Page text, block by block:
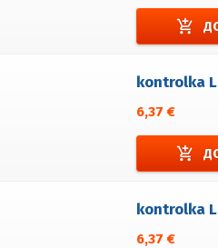
add_shopping_cart
6,37 €
add_shopping_cart
kontrolka
6,37 €